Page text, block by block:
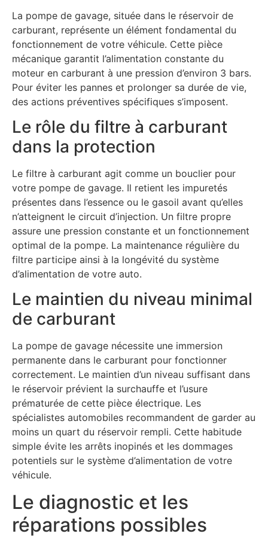
La pompe de gavage, située dans le réservoir de
carburant, représente un élément fondamental du
fonctionnement de votre véhicule. Cette pièce
mécanique garantit l’alimentation constante du
moteur en carburant à une pression d’environ 3 bars.
Pour éviter les pannes et prolonger sa durée de vie,
des actions préventives spécifiques s’imposent.
Le rôle du filtre à carburant
dans la protection
Le filtre à carburant agit comme un bouclier pour
votre pompe de gavage. Il retient les impuretés
présentes dans l’essence ou le gasoil avant qu’elles
n’atteignent le circuit d’injection. Un filtre propre
assure une pression constante et un fonctionnement
optimal de la pompe. La maintenance régulière du
filtre participe ainsi à la longévité du système
d’alimentation de votre auto.
Le maintien du niveau minimal
de carburant
La pompe de gavage nécessite une immersion
permanente dans le carburant pour fonctionner
correctement. Le maintien d’un niveau suffisant dans
le réservoir prévient la surchauffe et l’usure
prématurée de cette pièce électrique. Les
spécialistes automobiles recommandent de garder au
moins un quart du réservoir rempli. Cette habitude
simple évite les arrêts inopinés et les dommages
potentiels sur le système d’alimentation de votre
véhicule.
Le diagnostic et les
réparations possibles